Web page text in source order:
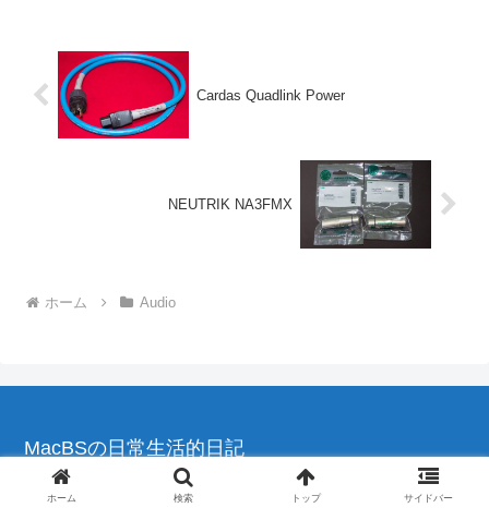
Cardas Quadlink Power
NEUTRIK NA3FMX
ホーム Audio
MacBSの日常生活的日記
© 2004-2026 MacBSの日常生活的日記.
ホーム 検索 トップ サイドバー